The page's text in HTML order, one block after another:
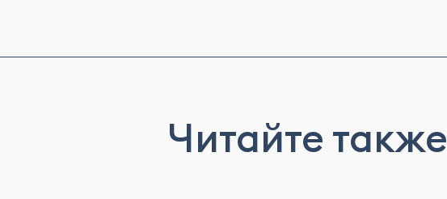
Читайте также